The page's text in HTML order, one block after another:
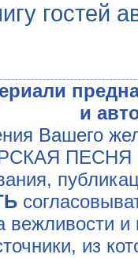
гостей
и
Вашего
ПЕСНЯ
и
из